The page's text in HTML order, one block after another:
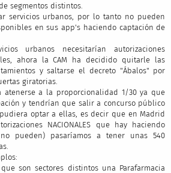
segmentos distintos.
servicios urbanos, por lo tanto no pueden
en sus app's haciendo captación de
urbanos necesitarían autorizaciones
ahora la CAM ha decidido quitarle las
y saltarse el decreto "Ábalos" por
giratorias.
atenerse a la proporcionalidad 1/30 ya que
y tendrían que salir a concurso público
optar a ellas, es decir que en Madrid
NACIONALES que hay haciendo
pueden) pasaríamos a tener unas 540
son sectores distintos una Parafarmacia